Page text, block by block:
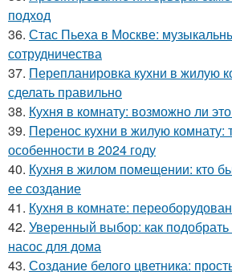
подход
36. Стас Пьеха в Москве:
сотрудничества
37. Перепланировка кухни в жилую
сделать правильно
38. Кухня в комнату: возможно ли
39. Перенос кухни в жилую комнату:
особенности в 2024 году
40. Кухня в жилом помещении: кто
ее создание
41. Кухня в комнате:
42. Уверенный выбор: как
насос для дома
43. Создание белого цветника: